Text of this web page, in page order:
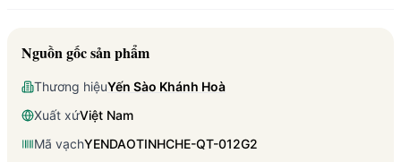
Nguồn gốc sản phẩm
Thương hiệuYến Sào Khánh Hoà
Xuất xứViệt Nam
Mã vạchYENDAOTINHCHE-QT-012G2